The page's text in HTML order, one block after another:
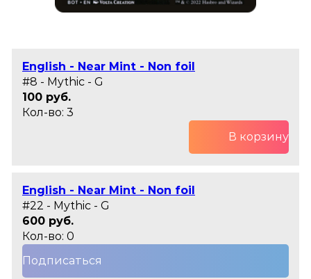
English - Near Mint - Non foil
#8 - Mythic - G
100 руб.
Кол-во: 3
В корзину
English - Near Mint - Non foil
#22 - Mythic - G
600 руб.
Кол-во: 0
Подписаться